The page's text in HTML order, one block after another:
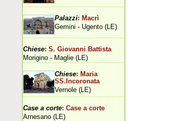
Palazzi: Macrì
Gemini - Ugento (LE)
Chiese: S. Giovanni Battista
Morigino - Maglie (LE)
Chiese: Maria
SS.Incoronata
Vernole (LE)
Case a corte: Case a corte
Arnesano (LE)